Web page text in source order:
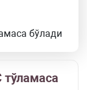
бўлади